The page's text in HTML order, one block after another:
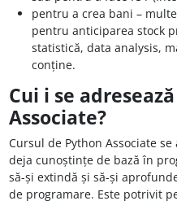
pentru a crea bani –
pentru anticiparea stock
statistică, data analysis,
conține.
Cui i se
Associate?
Cursul de Python Associate
deja cunoștințe de bază în
să-și extindă și să-și
de programare. Este potrivit